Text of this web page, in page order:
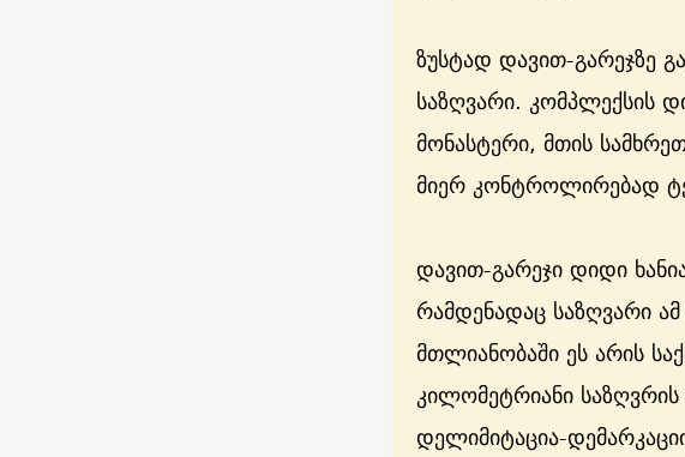
ზუსტად დავით-გარეჯზე
საზღვარი. კომპლექსის
მონასტერი, მთის
მიერ კონტროლირებად
დავით-გარეჯი დიდი
რამდენადაც საზღვარი
მთლიანობაში ეს არის
კილომეტრიანი
დელიმიტაცია-